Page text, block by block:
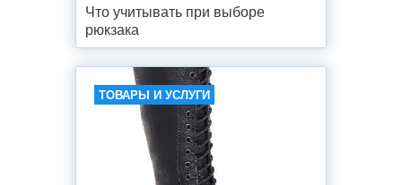
Что учитывать при выборе
рюкзака
ТОВАРЫ И УСЛУГИ